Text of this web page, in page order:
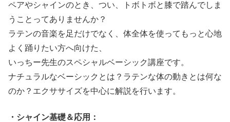
ペアやシャインのとき、つい、トボトボと膝で踏んでしま
うことってありませんか？
ラテンの音楽を足だけでなく、体全体を使ってもっと心地
よく踊りたい方へ向けた、
いっちー先生のスペシャルベーシック講座です。
ナチュラルなベーシックとは？ラテンな体の動きとは何な
のか？エクササイズを中心に解説を行います。
・シャイン基礎＆応用：